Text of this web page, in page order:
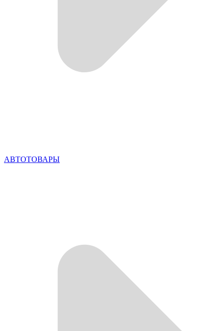
АВТОТОВАРЫ